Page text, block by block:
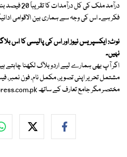
درآمد ملک کی
فکر ہے۔ اس کی وجہ سے ہماری بین الاقوامی
نوٹ: ایکسپریس نیوز اور اس کی پالیسی کا اس
نہیں۔
مشتمل تحریر اپنی تصویر، مکمل نام، فون نمبر،
مختصر مگر جامع تعارف کے ساتھ